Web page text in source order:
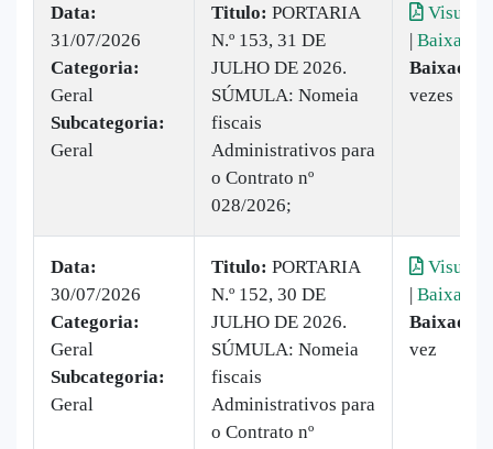
Data:
31/07/2026
Categoria:
Geral
Subcategoria:
Geral
Titulo: PORTARIA
N.º 153, 31 DE
JULHO DE 2026.
SÚMULA: Nomeia
fiscais
Administrativos para
o Contrato nº
028/2026;
| Baixar
Baixado:
vezes
Data:
30/07/2026
Categoria:
Geral
Subcategoria:
Geral
Titulo: PORTARIA
N.º 152, 30 DE
JULHO DE 2026.
SÚMULA: Nomeia
fiscais
Administrativos para
o Contrato nº
| Baixar
Baixado:
vez